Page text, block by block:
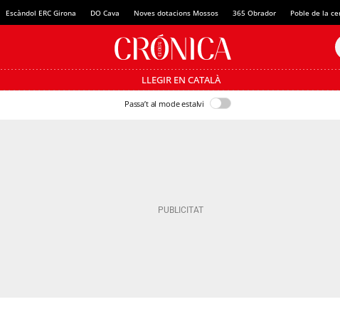
Escàndol ERC Girona DO Cava Noves dotacions Mossos 365 Obrador Poble de la
LLEGIR EN CATALÀ
Passa’t al mode estalvi